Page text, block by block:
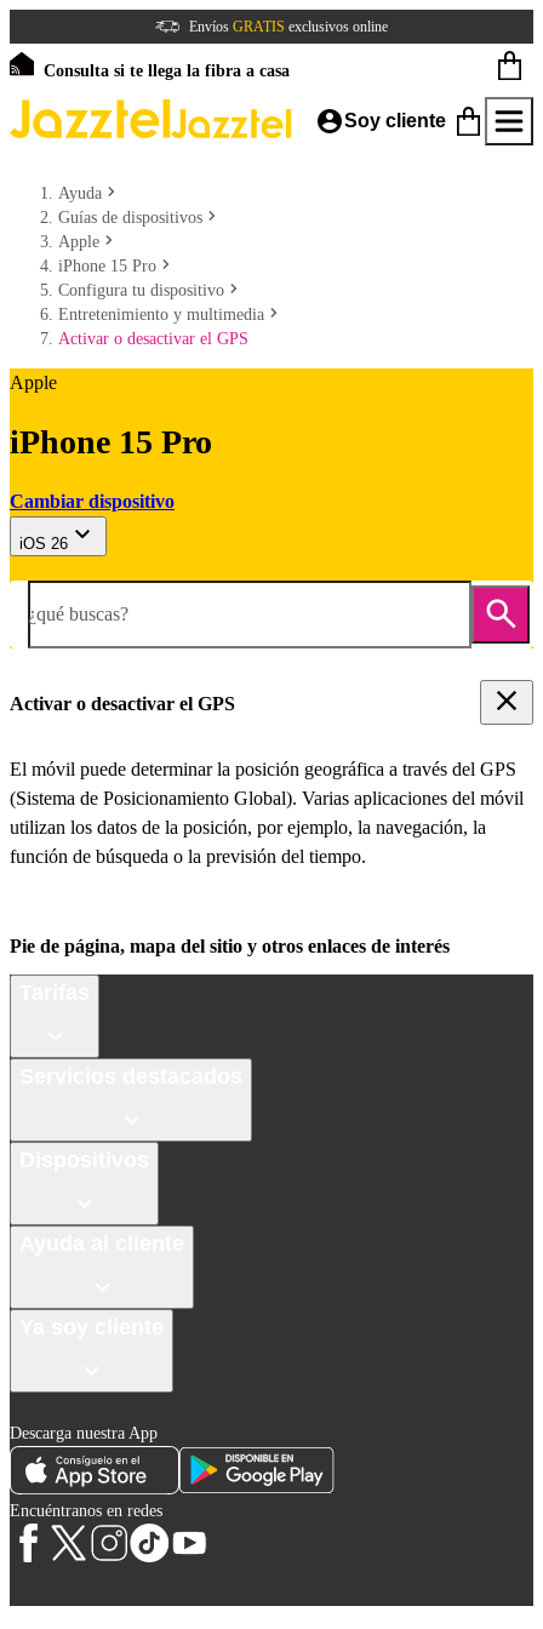
Envíos GRATIS exclusivos online
Consulta si te llega la fibra a casa
Soy cliente
Ayuda
Guías de dispositivos
Apple
iPhone 15 Pro
Configura tu dispositivo
Entretenimiento y multimedia
Activar o desactivar el GPS
Apple
iPhone 15 Pro
Cambiar dispositivo
iOS 26
¿qué buscas?
Activar o desactivar el GPS
El móvil puede determinar la posición geográfica a través del GPS
(Sistema de Posicionamiento Global). Varias aplicaciones del móvil
utilizan los datos de la posición, por ejemplo, la navegación, la
función de búsqueda o la previsión del tiempo.
Pie de página, mapa del sitio y otros enlaces de interés
Descarga nuestra App
Encuéntranos en redes